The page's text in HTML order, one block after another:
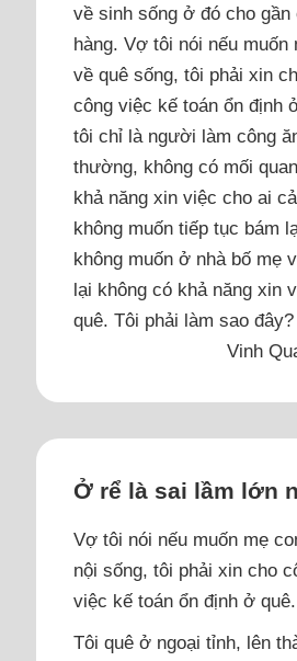
về sinh sống ở đó cho gần
hàng. Vợ tôi nói nếu muốn
về quê sống, tôi phải xin
công việc kế toán ổn định
tôi chỉ là người làm công
thường, không có mối
khả năng xin việc cho ai
không muốn tiếp tục bám
không muốn ở nhà bố mẹ
lại không có khả năng xin
quê. Tôi phải làm sao đây?
Vinh
Ở rể là sai lầm lớn
Vợ tôi nói nếu muốn mẹ
nội sống, tôi phải xin cho
việc kế toán ổn định ở quê.
Tôi quê ở ngoại tỉnh, lên